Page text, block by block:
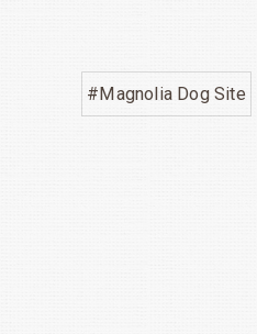
#Magnolia Dog Site